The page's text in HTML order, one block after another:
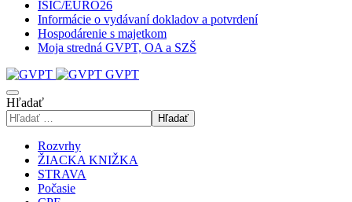
ISIC/EURO26
Informácie o vydávaní dokladov a potvrdení
Hospodárenie s majetkom
Moja stredná GVPT, OA a SZŠ
GVPT
Hľadať
Hľadať
Rozvrhy
ŽIACKA KNIŽKA
STRAVA
Počasie